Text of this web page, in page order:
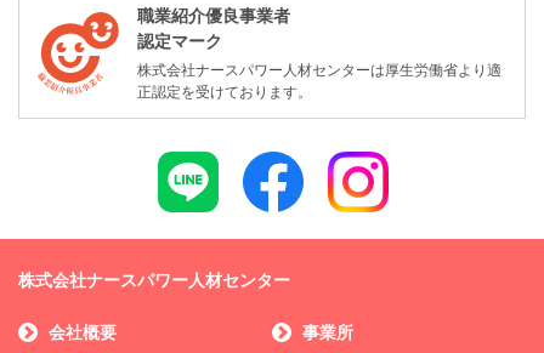
職業紹介優良事業者
認定マーク
株式会社ナースパワー人材センターは厚生労働省より適
正認定を受けております。
株式会社ナースパワー人材センター
会社概要 事業所